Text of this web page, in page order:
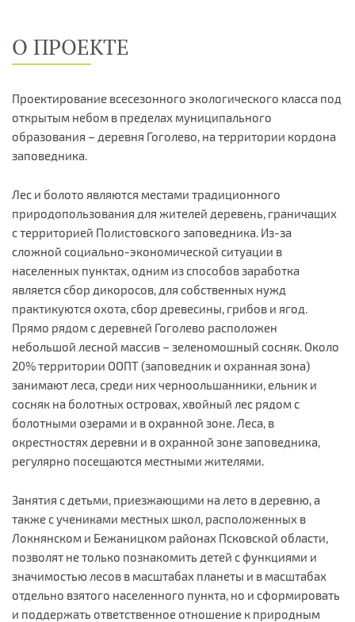
О ПРОЕКТЕ
Проектирование всесезонного экологического класса под
открытым небом в пределах муниципального
образования – деревня Гоголево, на территории кордона
заповедника.
Лес и болото являются местами традиционного
природопользования для жителей деревень, граничащих
с территорией Полистовского заповедника. Из-за
сложной социально-экономической ситуации в
населенных пунктах, одним из способов заработка
является сбор дикоросов, для собственных нужд
практикуются охота, сбор древесины, грибов и ягод.
Прямо рядом с деревней Гоголево расположен
небольшой лесной массив – зеленомошный сосняк. Около
20% территории ООПТ (заповедник и охранная зона)
занимают леса, среди них черноольшанники, ельник и
сосняк на болотных островах, хвойный лес рядом с
болотными озерами и в охранной зоне. Леса, в
окрестностях деревни и в охранной зоне заповедника,
регулярно посещаются местными жителями.
Занятия с детьми, приезжающими на лето в деревню, а
также с учениками местных школ, расположенных в
Локнянском и Бежаницком районах Псковской области,
позволят не только познакомить детей с функциями и
значимостью лесов в масштабах планеты и в масштабах
отдельно взятого населенного пункта, но и сформировать
и поддержать ответственное отношение к природным